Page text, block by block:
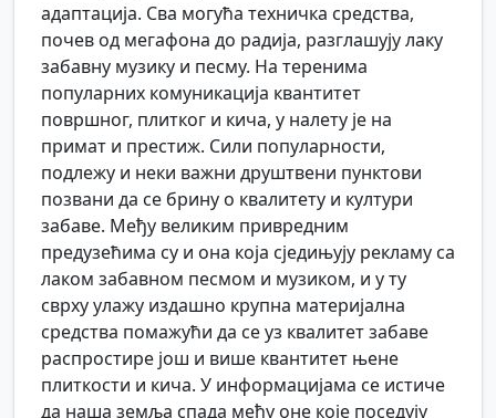
адаптација. Сва могућа техничка средства,
почев од мегафона до радија, разглашују лаку
забавну музику и песму. На теренима
популарних комуникација квантитет
површног, плитког и кича, у налету је на
примат и престиж. Сили популарности,
подлежу и неки важни друштвени пунктови
позвани да се брину о квалитету и култури
забаве. Међу великим привредним
предузећима су и она која сједињују рекламу са
лаком забавном песмом и музиком, и у ту
сврху улажу издашно крупна материјална
средства помажући да се уз квалитет забаве
распростире још и више квантитет њене
плиткости и кича. У информацијама се истиче
да наша земља спада међу оне које поседују